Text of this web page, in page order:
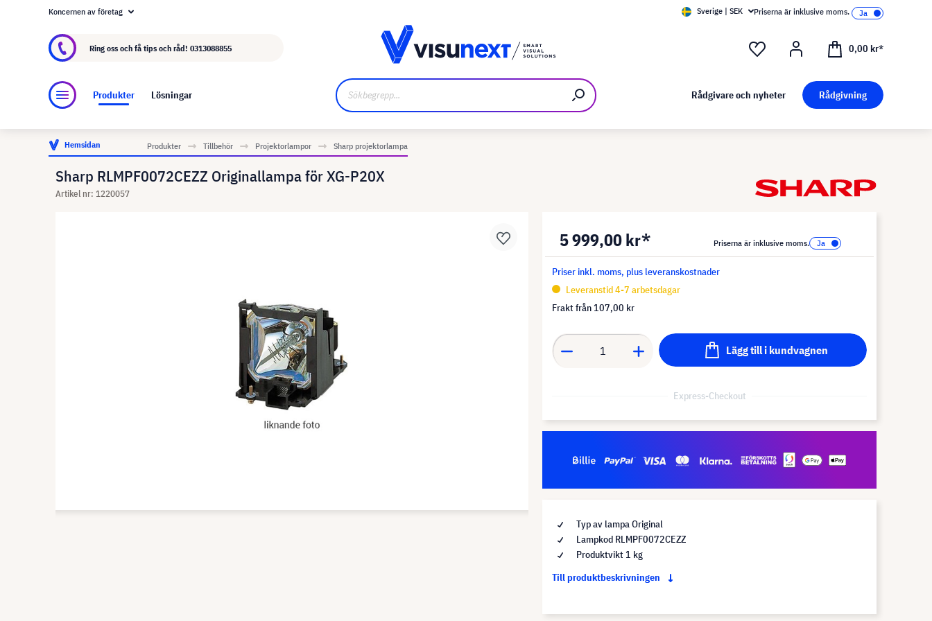
Om visunext.se
Koncernen av företag Sverige | SEK Priserna är inklusive moms.
Ring oss och få tips och råd! 0313088855 0,00 kr*
Produkter Lösningar Rådgivare och nyheter Rådgivning
Hemsidan Produkter Tillbehör Projektorlampor Sharp projektorlampa
Sharp RLMPF0072CEZZ Originallampa för XG-P20X
Artikel nr: 1220057
5 999,00 kr* Priserna är inklusive moms.
Priser inkl. moms, plus leveranskostnader
Leveranstid 4-7 arbetsdagar
Frakt från 107,00 kr
Lägg till i kundvagnen
Express-Checkout
Typ av lampa Original
Lampkod RLMPF0072CEZZ
Produktvikt 1 kg
Till produktbeskrivningen